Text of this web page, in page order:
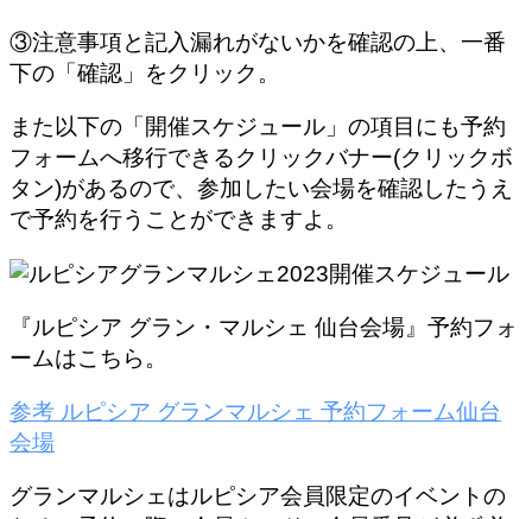
③注意事項と記入漏れがないかを確認の上、一番
下の「確認」をクリック。
また以下の 「開催スケジュール」の項目にも予約
フォームへ移行できるクリックバナー(クリックボ
タン)があるので、参加したい会場を確認したうえ
で予約を行うことができますよ。
『ルピシア グラン・マルシェ 仙台会場』予約フォ
ームはこちら。
参考 ルピシア グランマルシェ 予約フォーム仙台
会場
グランマルシェはルピシア会員限定のイベントの